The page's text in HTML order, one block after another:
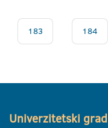
183 184
Univerzitetski grad